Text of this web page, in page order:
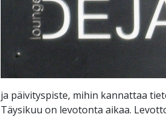
ja päivityspiste, mihin kannattaa
Täysikuu on levotonta aikaa.